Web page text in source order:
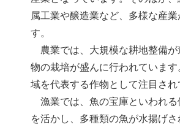
属工業や醸造業など、多様な産業
す。
農業では、大規模な耕地整備が
物の栽培が盛んに行われていま
域を代表する作物として注目され
漁業では、魚の宝庫といわれる
を活かし、多種類の魚が水揚げさ